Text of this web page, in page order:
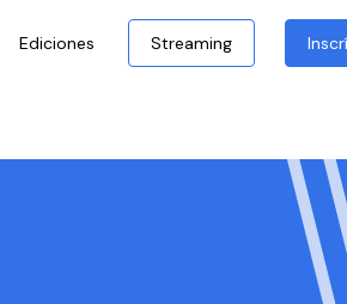
Ediciones Streaming